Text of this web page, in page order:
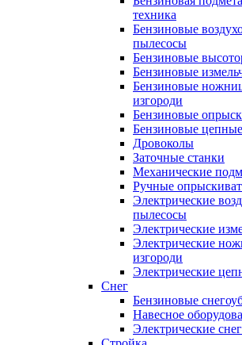
техника
Бензиновые
пылесосы
Бензиновые
Бензиновые
Бензиновые
изгороди
Бензиновые
Бензиновые
Дровоколы
Заточные станки
Механические
Ручные
Электрические
пылесосы
Электрические
Электрические
изгороди
Электрические
Снег
Бензиновые
Навесное
Электрические